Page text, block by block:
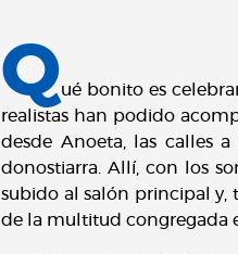
Qué bonito es
realistas han podido
desde Anoeta, las calles
donostiarra. Allí, con los
subido al salón principal y,
de la multitud congregada